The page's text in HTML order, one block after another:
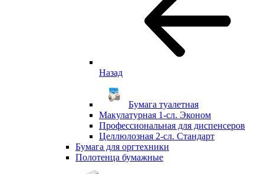
Назад
Бумага туалетная
Макулатурная 1-сл. Эконом
Профессиональная для диспенсеров
Целлюлозная 2-сл. Стандарт
Бумага для оргтехники
Полотенца бумажные